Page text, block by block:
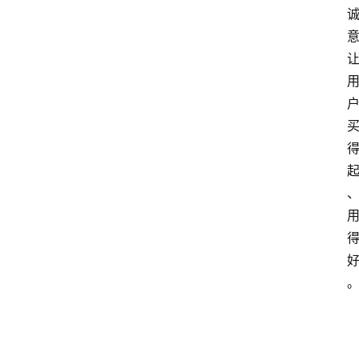
诚
意
让
用
户
买
得
起
、
用
得
好
。